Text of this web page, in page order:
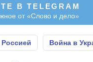
В TELEGRAM
от «Слово и дело»
Война в